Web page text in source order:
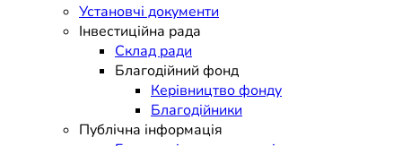
Святого Мартина"
Установчі документи
Інвестиційна рада
Склад ради
Благодійний фонд
Керівництво фонду
Благодійники
Публічна інформація